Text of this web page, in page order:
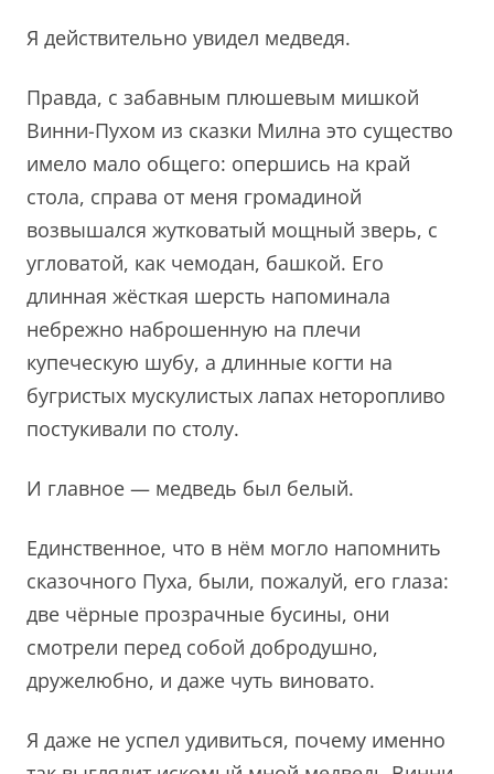
Я действительно увидел медведя.
Правда, с забавным плюшевым мишкой
Винни-Пухом из сказки Милна это существо
имело мало общего: опершись на край
стола, справа от меня громадиной
возвышался жутковатый мощный зверь, с
угловатой, как чемодан, башкой. Его
длинная жёсткая шерсть напоминала
небрежно наброшенную на плечи
купеческую шубу, а длинные когти на
бугристых мускулистых лапах неторопливо
постукивали по столу.
И главное — медведь был белый.
Единственное, что в нём могло напомнить
сказочного Пуха, были, пожалуй, его глаза:
две чёрные прозрачные бусины, они
смотрели перед собой добродушно,
дружелюбно, и даже чуть виновато.
Я даже не успел удивиться, почему именно